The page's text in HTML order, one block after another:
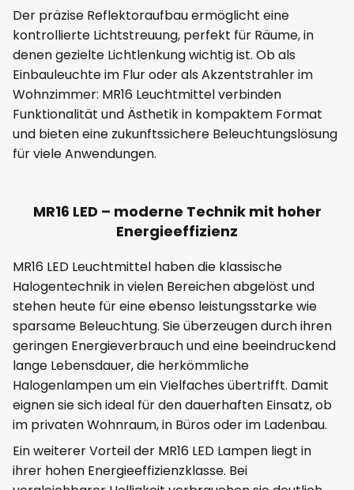
Der präzise Reflektoraufbau ermöglicht eine
kontrollierte Lichtstreuung, perfekt für Räume, in
denen gezielte Lichtlenkung wichtig ist. Ob als
Einbauleuchte im Flur oder als Akzentstrahler im
Wohnzimmer: MR16 Leuchtmittel verbinden
Funktionalität und Ästhetik in kompaktem Format
und bieten eine zukunftssichere Beleuchtungslösung
für viele Anwendungen.
MR16 LED – moderne Technik mit hoher
Energieeffizienz
MR16 LED Leuchtmittel haben die klassische
Halogentechnik in vielen Bereichen abgelöst und
stehen heute für eine ebenso leistungsstarke wie
sparsame Beleuchtung. Sie überzeugen durch ihren
geringen Energieverbrauch und eine beeindruckend
lange Lebensdauer, die herkömmliche
Halogenlampen um ein Vielfaches übertrifft. Damit
eignen sie sich ideal für den dauerhaften Einsatz, ob
im privaten Wohnraum, in Büros oder im Ladenbau.
Ein weiterer Vorteil der MR16 LED Lampen liegt in
ihrer hohen Energieeffizienzklasse. Bei